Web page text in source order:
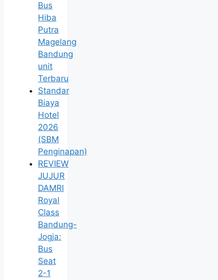
Bus
Hiba
Putra
Magelang
Bandung
unit
Terbaru
Standar
Biaya
Hotel
2026
(SBM
Penginapan)
REVIEW
JUJUR
DAMRI
Royal
Class
Bandung-
Jogja:
Bus
Seat
2-1